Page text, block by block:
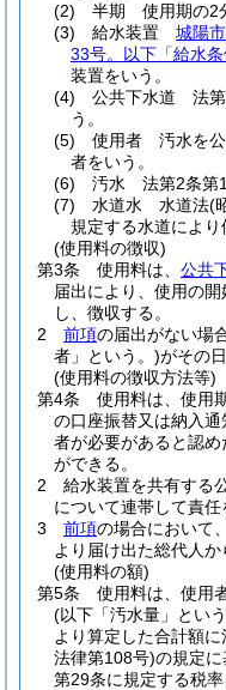
(2)
半期 使用期の2
(3)
給水装置 城陽
33号。以下「給水
装置をいう。
(4)
公共下水道 法第
う。
(5)
使用者 汚水を公
者をいう。
(6)
汚水 法第2条第1
(7)
水道水 水道法(
規定する水道により
(使用料の徴収)
第3条
使用料は、 公共
届出により、使用の
し、徴収する。
2
前項の届出がない場
者」という。)がその
(使用料の徴収方法等)
第4条
使用料は、使用
の口座振替又は納入通
者が必要があると認
ができる。
2
給水装置を共有する
について連帯して責任
3
前項の場合において
より届け出た総代人か
(使用料の額)
第5条
使用料は、使用
(以下「汚水量」とい
より算定した合計額
法律第108号)の規定
第29条に規定する税